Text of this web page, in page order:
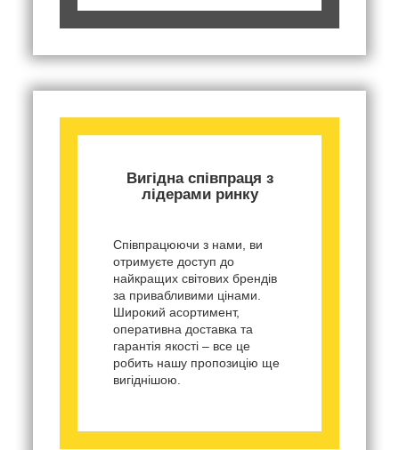
Вигідна співпраця з
лідерами ринку
Співпрацюючи з нами, ви
отримуєте доступ до
найкращих світових брендів
за привабливими цінами.
Широкий асортимент,
оперативна доставка та
гарантія якості – все це
робить нашу пропозицію ще
вигіднішою.